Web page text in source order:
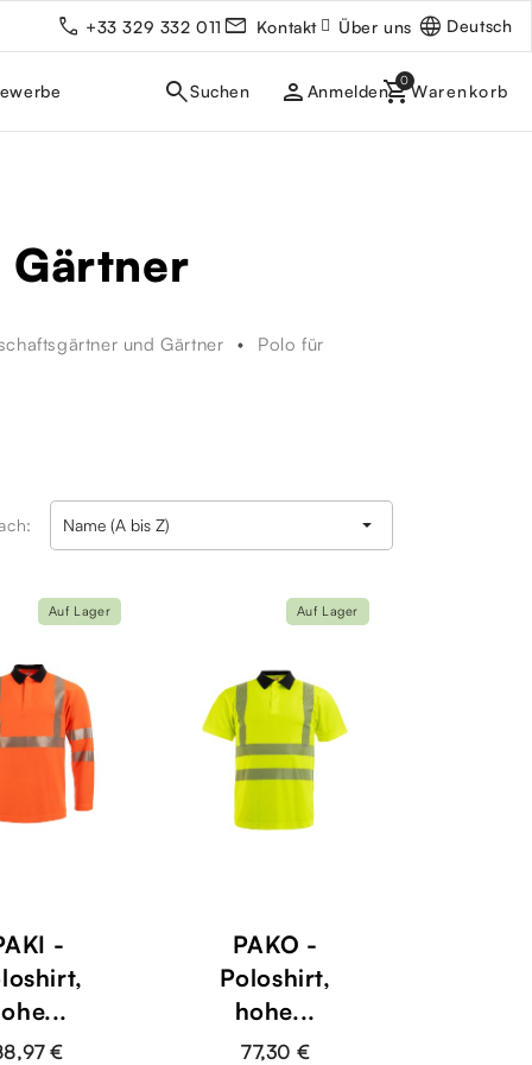
+33 329 332 011 Kontakt Über uns Deutsch
person Anmelden
Gärtner
und Gärtner
Polo für
Name (A bis Z) 
-
€
Auf Lager
PAKO -
Poloshirt,
hohe...
77,30 €
Auf Lager